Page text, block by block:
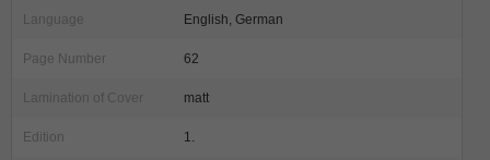
Language English, German
Page Number 62
Lamination of Cover matt
Edition 1.